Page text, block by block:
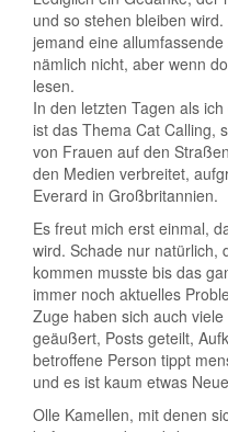
und so stehen bleiben
jemand eine
nämlich nicht, aber wenn
lesen.
In den letzten Tagen als
ist das Thema Cat Calling,
von Frauen auf den
den Medien verbreitet,
Everard in Großbritannien.
Es freut mich erst einmal,
wird. Schade nur natürlich,
kommen musste bis das
immer noch aktuelles
Zuge haben sich auch
geäußert, Posts geteilt,
betroffene Person tippt
und es ist kaum etwas
Olle Kamellen, mit denen